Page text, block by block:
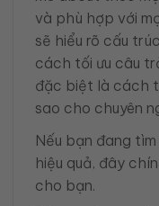
và phù hợp với
sẽ hiểu rõ cấu
cách tối ưu câu
đặc biệt là cách
sao cho chuyên
Nếu bạn đang
hiệu quả, đây
cho bạn.